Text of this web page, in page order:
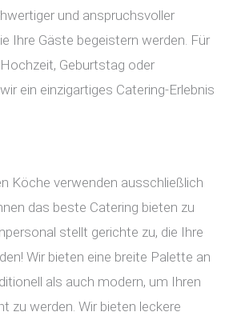
und anspruchsvoller
Ihre Gäste begeistern werden. Für
Geburtstag oder
ein einzigartiges Catering-Erlebnis
Köche verwenden ausschließlich
das beste Catering bieten zu
stellt gerichte zu, die Ihre
Wir bieten eine breite Palette an
als auch modern, um Ihren
zu werden. Wir bieten leckere